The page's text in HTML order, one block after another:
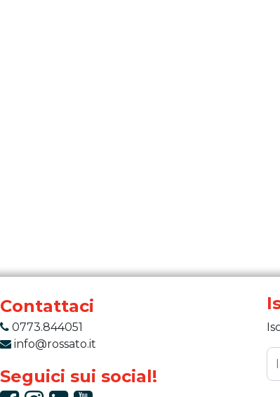
Contattaci
0773.844051
info@rossato.it
Seguici sui social!